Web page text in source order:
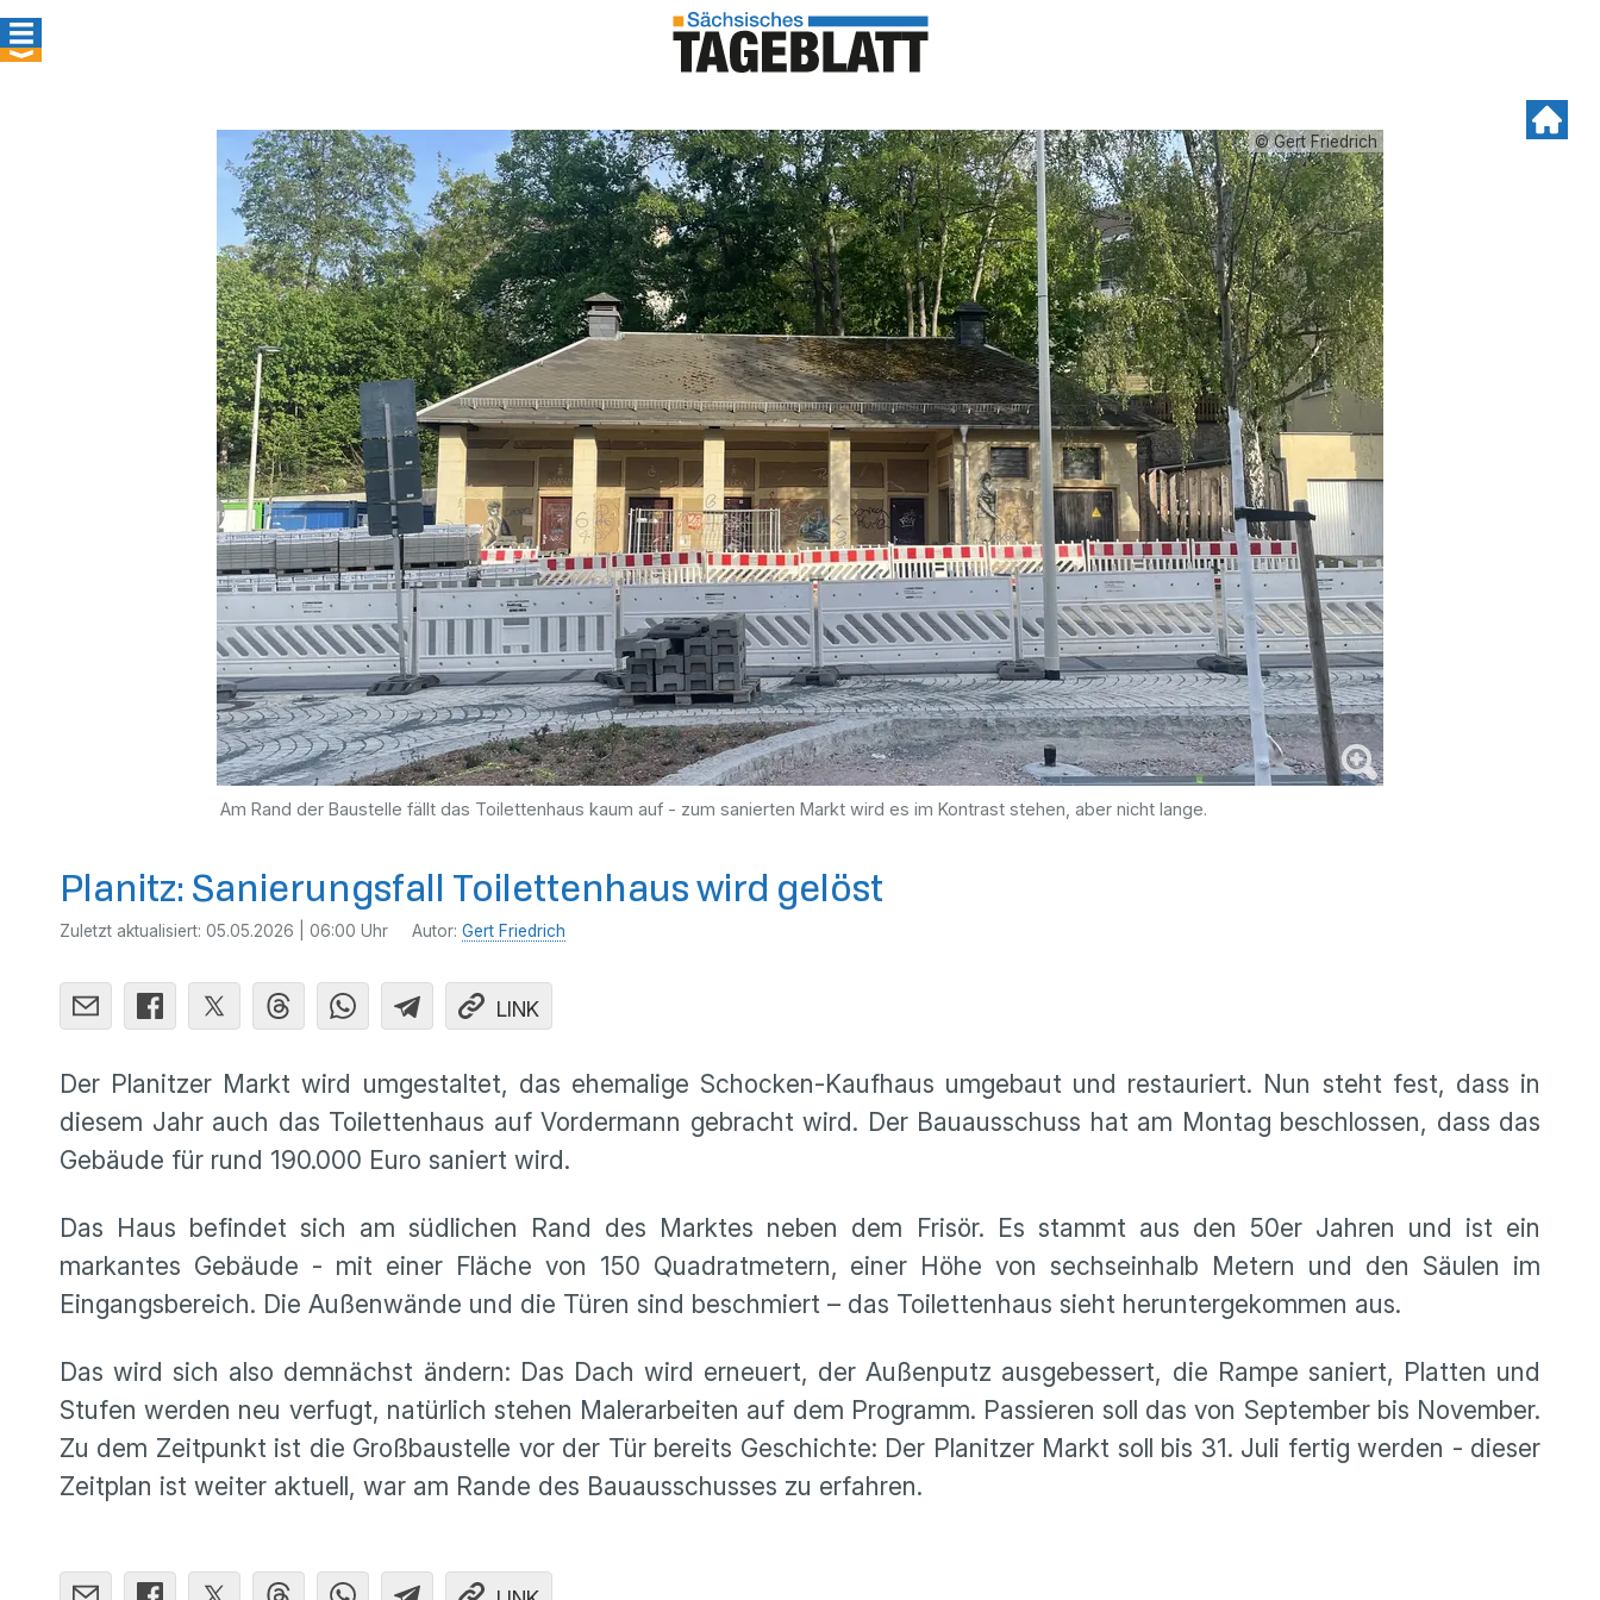
© Gert Friedrich
Am Rand der Baustelle fällt das Toilettenhaus kaum auf - zum sanierten Markt wird es im Kontrast stehen, aber nicht lange.
Planitz: Sanierungsfall Toilettenhaus wird gelöst
Zuletzt aktualisiert: 05.05.2026 | 06:00 Uhr Autor: Gert Friedrich
LINK
Der Planitzer Markt wird umgestaltet, das ehemalige Schocken-Kaufhaus umgebaut und restauriert. Nun steht fest, dass in
diesem Jahr auch das Toilettenhaus auf Vordermann gebracht wird. Der Bauausschuss hat am Montag beschlossen, dass das
Gebäude für rund 190.000 Euro saniert wird.
Das Haus befindet sich am südlichen Rand des Marktes neben dem Frisör. Es stammt aus den 50er Jahren und ist ein
markantes Gebäude - mit einer Fläche von 150 Quadratmetern, einer Höhe von sechseinhalb Metern und den Säulen im
Eingangsbereich. Die Außenwände und die Türen sind beschmiert – das Toilettenhaus sieht heruntergekommen aus.
Das wird sich also demnächst ändern: Das Dach wird erneuert, der Außenputz ausgebessert, die Rampe saniert, Platten und
Stufen werden neu verfugt, natürlich stehen Malerarbeiten auf dem Programm. Passieren soll das von September bis November.
Zu dem Zeitpunkt ist die Großbaustelle vor der Tür bereits Geschichte: Der Planitzer Markt soll bis 31. Juli fertig werden - dieser
Zeitplan ist weiter aktuell, war am Rande des Bauausschusses zu erfahren.